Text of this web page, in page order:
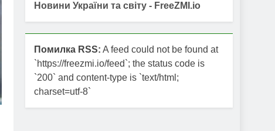
Новини України та світу - FreeZMI.io
Помилка RSS: A feed could not be found at
`https://freezmi.io/feed`; the status code is
`200` and content-type is `text/html;
charset=utf-8`